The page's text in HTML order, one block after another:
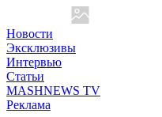
Новости
Эксклюзивы
Интервью
Статьи
MASHNEWS TV
Реклама